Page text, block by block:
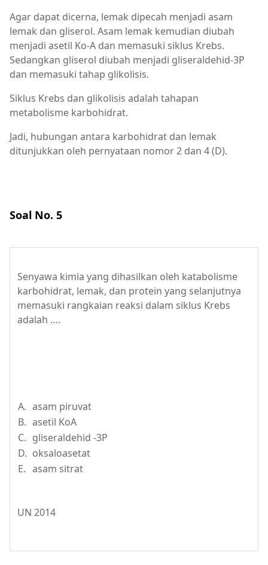
Agar dapat dicerna, lemak dipecah menjadi asam
lemak dan gliserol. Asam lemak kemudian diubah
menjadi asetil Ko-A dan memasuki siklus Krebs.
Sedangkan gliserol diubah menjadi gliseraldehid-3P
dan memasuki tahap glikolisis.
Siklus Krebs dan glikolisis adalah tahapan
metabolisme karbohidrat.
Jadi, hubungan antara karbohidrat dan lemak
ditunjukkan oleh pernyataan nomor 2 dan 4 (D).
Soal No. 5
Senyawa kimia yang dihasilkan oleh katabolisme
karbohidrat, lemak, dan protein yang selanjutnya
memasuki rangkaian reaksi dalam siklus Krebs
adalah ….
A. asam piruvat
B. asetil KoA
C. gliseraldehid -3P
D. oksaloasetat
E. asam sitrat
UN 2014